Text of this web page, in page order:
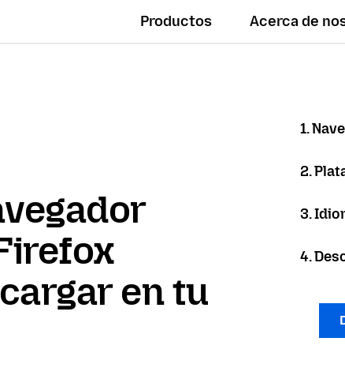
Productos Acerca de
en tu
1.
2.
3.
4.